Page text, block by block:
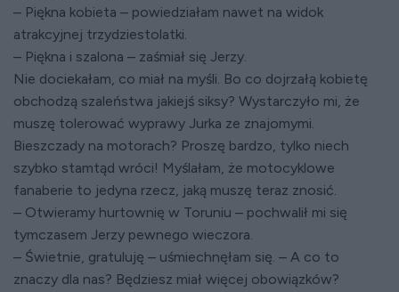
– Piękna kobieta – powiedziałam nawet na widok
atrakcyjnej trzydziestolatki.
– Piękna i szalona – zaśmiał się Jerzy.
Nie dociekałam, co miał na myśli. Bo co dojrzałą kobietę
obchodzą szaleństwa jakiejś siksy? Wystarczyło mi, że
muszę tolerować wyprawy Jurka ze znajomymi.
Bieszczady na motorach? Proszę bardzo, tylko niech
szybko stamtąd wróci! Myślałam, że motocyklowe
fanaberie to jedyna rzecz, jaką muszę teraz znosić.
– Otwieramy hurtownię w Toruniu – pochwalił mi się
tymczasem Jerzy pewnego wieczora.
– Świetnie, gratuluję – uśmiechnęłam się. – A co to
znaczy dla nas? Będziesz miał więcej obowiązków?